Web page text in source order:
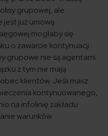
grupowej, ale
już umową
mogłaby się
o zawarcie kontynuacji.
grupowe nie są agentami
z tym nie mają
klientów. Jeśli masz
kontynuowanego,
na infolinię zakładu
warunków